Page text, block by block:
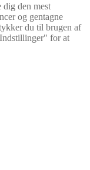
den mest
og gentagne
du til brugen af
for at